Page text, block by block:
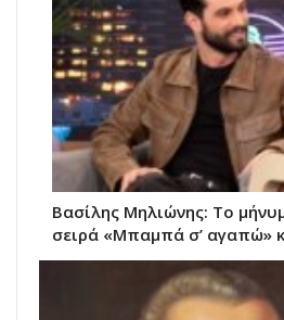
Βασίλης Μηλιώνης: Το
σειρά «Μπαμπά σ’ αγαπώ»